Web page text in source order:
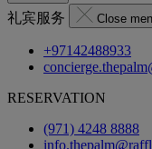
礼宾服务 Close
+97142488933
RESERVATION
(971) 4248 8888